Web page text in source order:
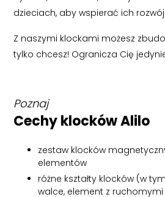
dzieciach, aby wspierać ich
Z naszymi klockami możesz
tylko chcesz! Ogranicza Cię
Poznaj
Cechy klocków Alilo
zestaw klocków
elementów
różne kształty klocków (w tym
walce, element z ruchomymi